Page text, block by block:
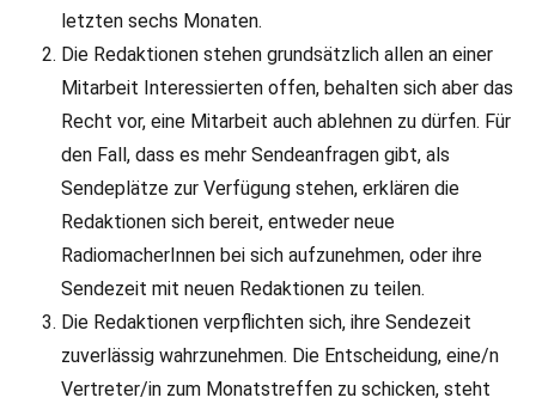
letzten sechs Monaten.
Die Redaktionen stehen grundsätzlich allen an einer
Mitarbeit Interessierten offen, behalten sich aber das
Recht vor, eine Mitarbeit auch ablehnen zu dürfen. Für
den Fall, dass es mehr Sendeanfragen gibt, als
Sendeplätze zur Verfügung stehen, erklären die
Redaktionen sich bereit, entweder neue
RadiomacherInnen bei sich aufzunehmen, oder ihre
Sendezeit mit neuen Redaktionen zu teilen.
Die Redaktionen verpflichten sich, ihre Sendezeit
zuverlässig wahrzunehmen. Die Entscheidung, eine/n
Vertreter/in zum Monatstreffen zu schicken, steht